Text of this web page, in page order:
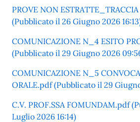
PROVE NON
(Pubblicato il 26 Giugno 2026
COMUNICAZIONE N_4 ESITO
(Pubblicato il 29 Giugno 2026
COMUNICAZIONE N_5
ORALE.pdf (Pubblicato il 29
C.V. PROF.SSA FOMUNDAM.pdf
Luglio 2026 16:14)